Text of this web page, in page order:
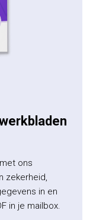
ons
zekerheid,
in en
in je mailbox.